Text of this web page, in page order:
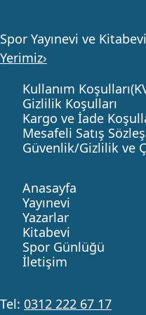
Spor Yayınevi ve Kitabevi
Yerimiz›
Kullanım
Gizlilik Koşulları
Kargo ve İade
Mesafeli Satış
Güvenlik/Gizlilik ve
Anasayfa
Yayınevi
Yazarlar
Kitabevi
Spor Günlüğü
İletişim
Tel: 0312 222 67 17